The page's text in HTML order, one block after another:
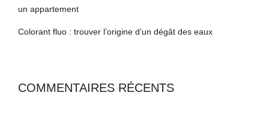
un appartement
Colorant fluo : trouver l’origine d’un dégât des eaux
COMMENTAIRES RÉCENTS